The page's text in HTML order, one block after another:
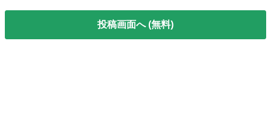
投稿画面へ (無料)